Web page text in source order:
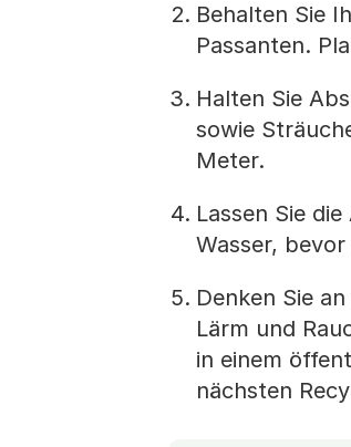
Behalten Sie
Passanten.
Halten Sie
sowie
Meter.
Lassen Sie
Wasser,
Denken Sie
Lärm und
in einem
nächsten